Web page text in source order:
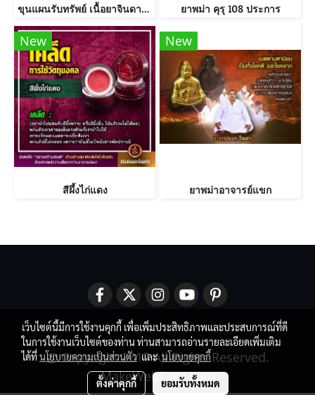
ขุนแผนรับทรัพย์ เนื้อยาจินดามณี พิมพ์ใหญ่ ยาพม่า คุรุ 108 ประการ
New
สีผึ้งไก่แดง
New
ยาพม่าอาจารย์แขก
@ Copyright 2017 All Rights Reserved.
MakeWebEasy.com
เว็บไซต์นี้มีการใช้งานคุกกี้ เพื่อเพิ่มประสิทธิภาพและประสบการณ์ที่ดี
ในการใช้งานเว็บไซต์ของท่าน ท่านสามารถอ่านรายละเอียดเพิ่มเติม
ได้ที่นโยบายความเป็นส่วนตัวและนโยบายคุกกี้
ตั้งค่าคุกกี้ ยอมรับทั้งหมด